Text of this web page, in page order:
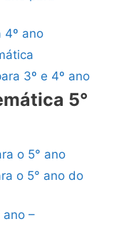
4º ano
3º e 4º ano
5°
o 5° ano
o 5° ano do
–